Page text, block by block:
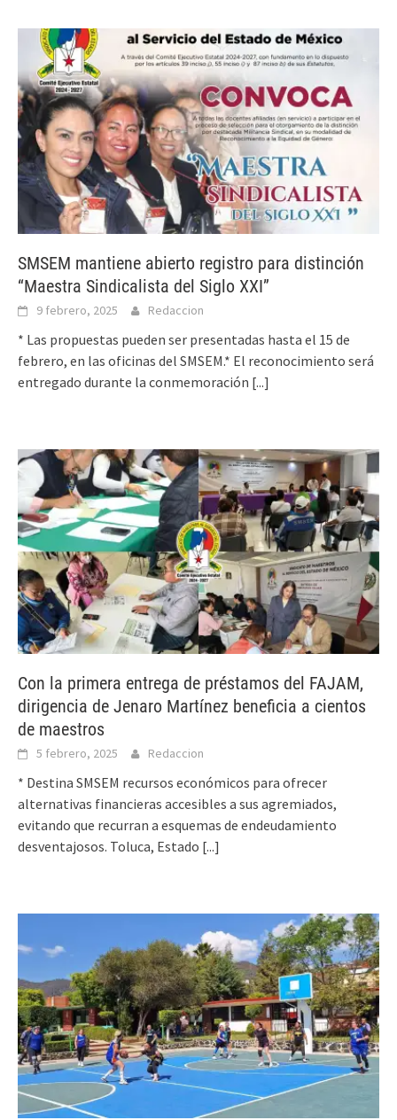
SMSEM mantiene abierto registro para distinción
“Maestra Sindicalista del Siglo XXI”
9 febrero, 2025 Redaccion
* Las propuestas pueden ser presentadas hasta el 15 de
febrero, en las oficinas del SMSEM.* El reconocimiento será
entregado durante la conmemoración [...]
Con la primera entrega de préstamos del FAJAM,
dirigencia de Jenaro Martínez beneficia a cientos
de maestros
5 febrero, 2025 Redaccion
* Destina SMSEM recursos económicos para ofrecer
alternativas financieras accesibles a sus agremiados,
evitando que recurran a esquemas de endeudamiento
desventajosos. Toluca, Estado [...]